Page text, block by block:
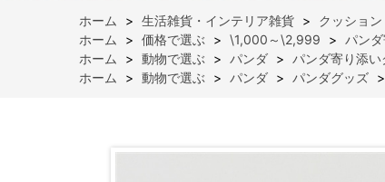
ホーム > 生活雑貨・インテリア雑貨 > クッショ
ホーム
> 価格で選ぶ > \1,000～\2,999 > パン
ホーム
> 動物で選ぶ > パンダ > パンダ寄り添い
ホーム
> 動物で選ぶ > パンダ > パンダグッズ >